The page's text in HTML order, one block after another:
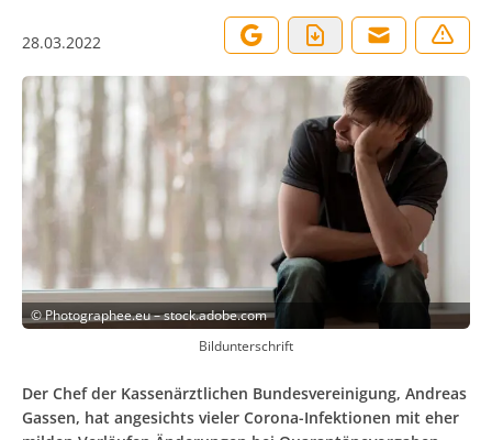
28.03.2022
©Photographee.eu – stock.adobe.com
Bildunterschrift
Der Chef der Kassenärztlichen Bundesvereinigung, Andreas
Gassen, hat angesichts vieler Corona-Infektionen mit eher